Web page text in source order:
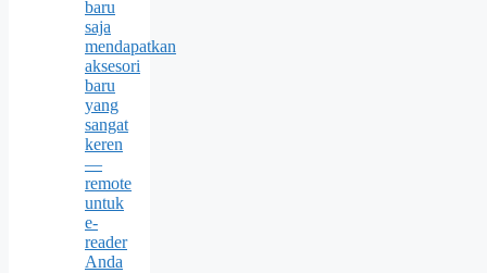
baru
saja
mendapatkan
aksesori
baru
yang
sangat
keren
—
remote
untuk
e-
reader
Anda